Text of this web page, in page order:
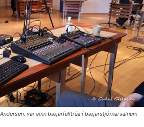
var einn bæjarfulltrúa í bæjarstjórnarsalnum